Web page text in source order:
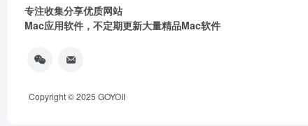
专注收集分享优质网站
Mac应用软件，不定期更新大量精品Mac软件
Copyright © 2025 GOYOII